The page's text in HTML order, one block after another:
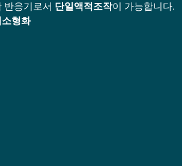
반응기로서 단일액적 조작이 가능합니다.
형화